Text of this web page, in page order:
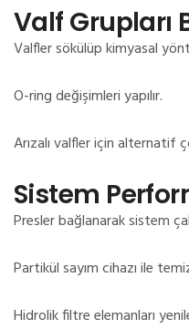
Valf Grupları
Valfler sökülüp kimyasal
O-ring değişimleri yapılır.
Arızalı valfler için alternatif
Sistem
Presler bağlanarak sistem
Partikül sayım cihazı ile
Hidrolik filtre elemanları